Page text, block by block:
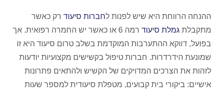
ההנחה הרווחת היא שיש לפנות לחברות סיעוד רק כאשר
מתקבלת גמלת סיעוד
רמה 6 או כאשר יש החמרה רפואית. אך
בפועל, דווקא ההתערבות המוקדמת בשלב טרום סיעוד היא זו
שמונעת הידרדרות. חברות טיפול בקשישים מקצועיות יודעות
לזהות את הצרכים המדויקים של הקשיש ולהתאים פתרונות
אישיים: ביקורי בית קבועים, מטפלת סיעודית למספר שעות